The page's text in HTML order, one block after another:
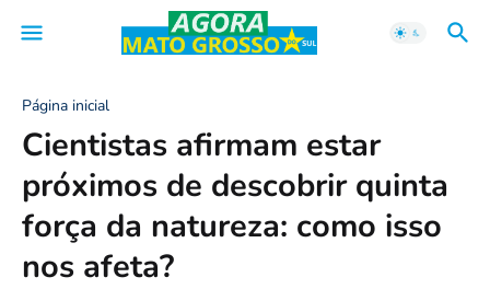
Página inicial
Cientistas afirmam estar
próximos de descobrir quinta
força da natureza: como isso
nos afeta?